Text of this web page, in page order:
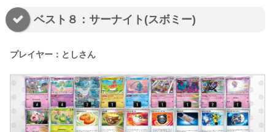
ベスト８：サーナイト(スボミー)
プレイヤー：としさん